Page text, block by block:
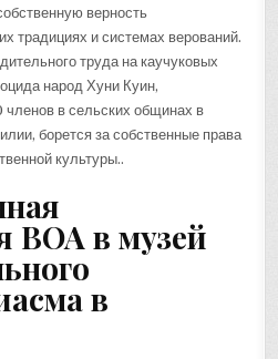
верность
традициях и системах верований.
труда на каучуковых
народ Хуни Куин,
в сельских общинах в
борется за собственные права
культуры..
BOA в музей
в